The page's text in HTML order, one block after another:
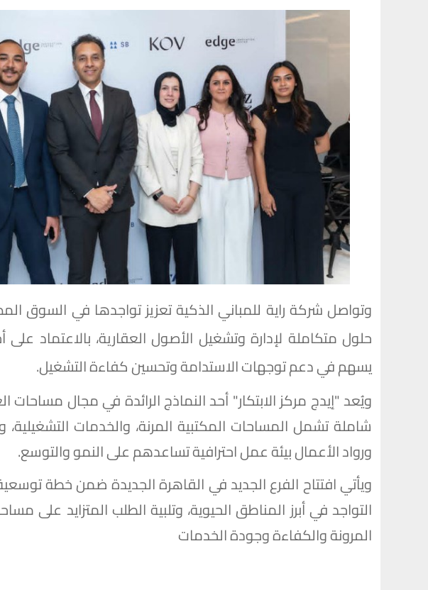
وتواصل شركة راية للمباني الذكية تعزيز تواجدها في السوق
حلول متكاملة لإدارة وتشغيل الأصول العقارية، بالاعتماد على
يسهم في دعم توجهات الاستدامة وتحسين كفاءة التشغيل.
ويُعد "إيدج مركز الابتكار" أحد النماذج الرائدة في مجال مساحات
شاملة تشمل المساحات المكتبية المرنة، والخدمات التشغيلية،
ورواد الأعمال بيئة عمل احترافية تساعدهم على النمو والتوسع.
ويأتي افتتاح الفرع الجديد في القاهرة الجديدة ضمن خطة
التواجد في أبرز المناطق الحيوية، وتلبية الطلب المتزايد على
المرونة والكفاءة وجودة الخدمات